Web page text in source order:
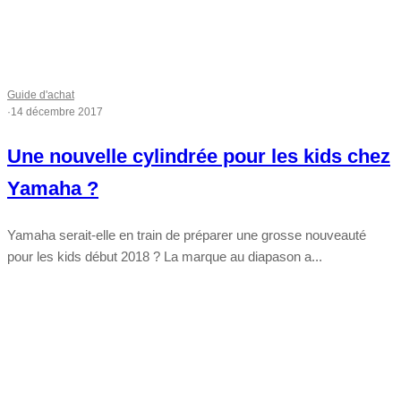
Guide d'achat
·14 décembre 2017
Une nouvelle cylindrée pour les kids chez
Yamaha ?
Yamaha serait-elle en train de préparer une grosse nouveauté
pour les kids début 2018 ? La marque au diapason a...